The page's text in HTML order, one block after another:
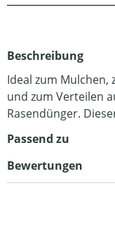
Beschreibung
Ideal zum Mulchen,
und zum Verteilen
Rasendünger.
Passend zu
Bewertungen